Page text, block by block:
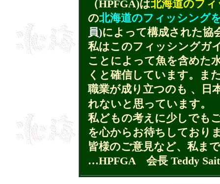
（HPFGA)は北海道のフ
の北海道のフィッシング
員)によって構成された協
私はこのフィッシングガ
ことによって魚を含めた
くと確信しています。ま
職業が成り立つのも 、日
れないと思っています。
私どもの考えに少しでも
を心からお待ちしており
皆様のご意見など、私まで
…HPFGA 会長 Teddy